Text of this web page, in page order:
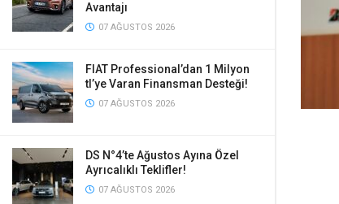
Avantajı
07 AĞUSTOS 2026
FIAT Professional’dan 1 Milyon
tl’ye Varan Finansman Desteği!
07 AĞUSTOS 2026
DS N°4’te Ağustos Ayına Özel
Ayrıcalıklı Teklifler!
07 AĞUSTOS 2026